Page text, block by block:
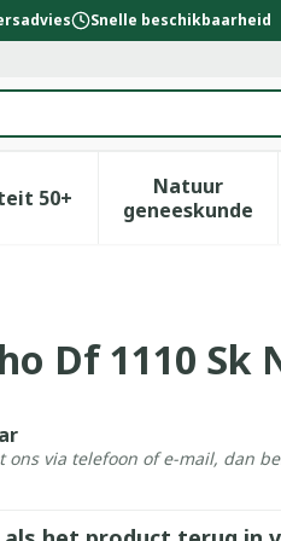
Snelle beschikbaarheid
vitamines categorie
Zwangerschap en
50+
Toon submenu voor
Natuur
geneeskunde
Toon
Df 1110 Sk
ons via telefoon of e-mail, dan